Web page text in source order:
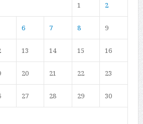
1 2
6 7 8 9
13 14 15 16
20 21 22 23
27 28 29 30